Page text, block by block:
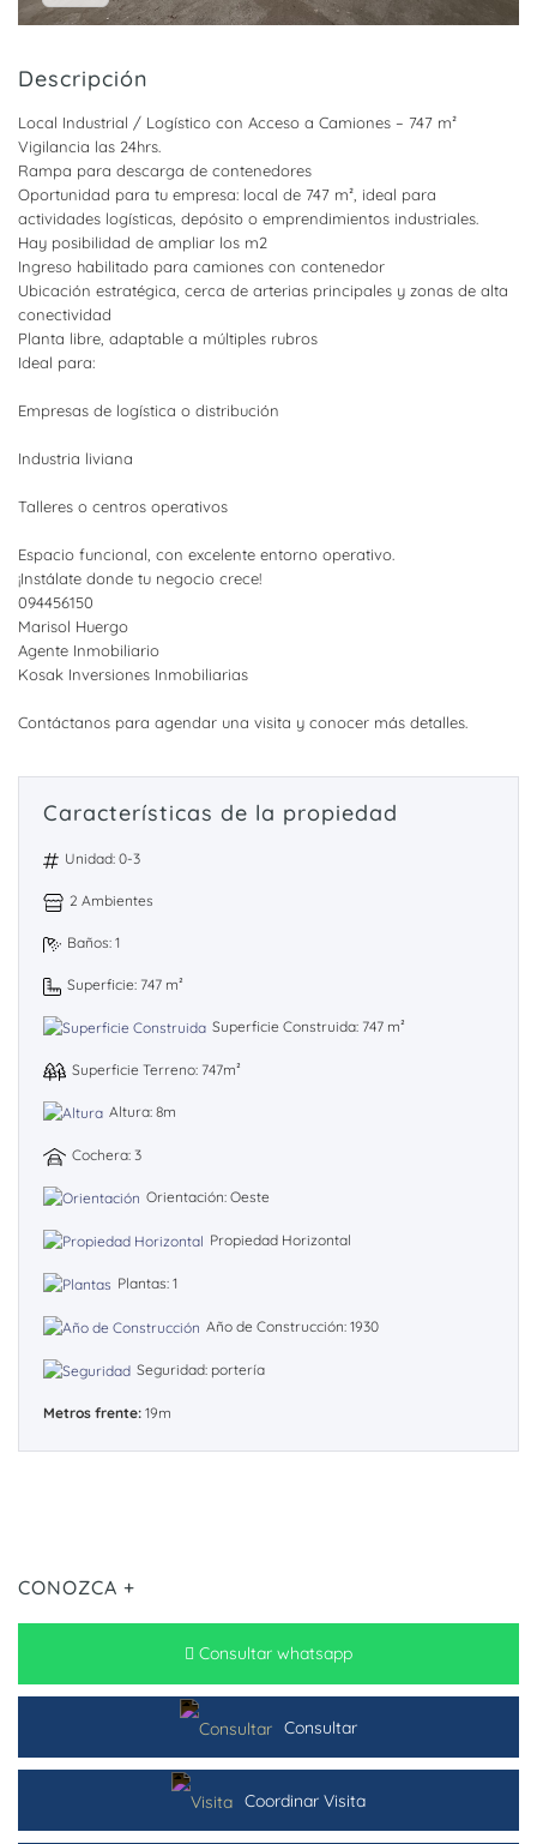
Descripción
Local Industrial / Logístico con Acceso a Camiones – 747 m²
Vigilancia las 24hrs.
Rampa para descarga de contenedores
Oportunidad para tu empresa: local de 747 m², ideal para
actividades logísticas, depósito o emprendimientos industriales.
Hay posibilidad de ampliar los m2
Ingreso habilitado para camiones con contenedor
Ubicación estratégica, cerca de arterias principales y zonas de alta
conectividad
Planta libre, adaptable a múltiples rubros
Ideal para:
Empresas de logística o distribución
Industria liviana
Talleres o centros operativos
Espacio funcional, con excelente entorno operativo.
¡Instálate donde tu negocio crece!
094456150
Marisol Huergo
Agente Inmobiliario
Kosak Inversiones Inmobiliarias
Contáctanos para agendar una visita y conocer más detalles.
Características de la propiedad
Unidad: 0-3
2 Ambientes
Baños: 1
Superficie: 747 m²
Superficie Construida: 747 m²
Superficie Terreno: 747m²
Altura: 8m
Cochera: 3
Orientación: Oeste
Propiedad Horizontal
Plantas: 1
Año de Construcción: 1930
Seguridad: portería
Metros frente: 19m
CONOZCA +
Consultar whatsapp
Consultar
Coordinar Visita